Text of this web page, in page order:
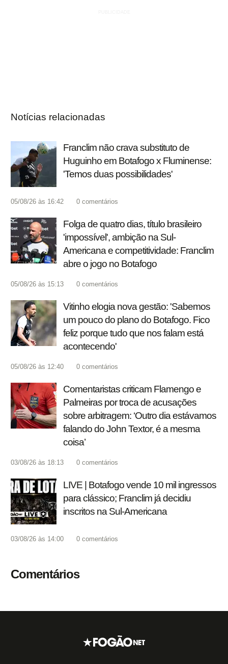
Notícias relacionadas
Franclim não crava substituto de
Huguinho em Botafogo x Fluminense:
'Temos duas possibilidades'
05/08/26 às 16:42 0 comentários
Folga de quatro dias, título brasileiro
'impossível', ambição na Sul-
Americana e competitividade: Franclim
abre o jogo no Botafogo
05/08/26 às 15:13 0 comentários
Vitinho elogia nova gestão: 'Sabemos
um pouco do plano do Botafogo. Fico
feliz porque tudo que nos falam está
acontecendo'
05/08/26 às 12:40 0 comentários
Comentaristas criticam Flamengo e
Palmeiras por troca de acusações
sobre arbitragem: ‘Outro dia estávamos
falando do John Textor, é a mesma
coisa’
03/08/26 às 18:13 0 comentários
LIVE | Botafogo vende 10 mil ingressos
para clássico; Franclim já decidiu
inscritos na Sul-Americana
03/08/26 às 14:00 0 comentários
Comentários